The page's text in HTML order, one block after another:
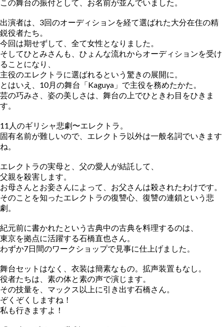
この舞台の振付として、お名前が並んでいました。
出演者は、3回のオーディションを経て選ばれた大分在住の精
鋭役者たち。
今回は期せずして、全て女性となりました。
そしてひとみさんも、ひょんな流れからオーディションを受け
るこ とになり、
主役のエレクトラに選ばれるという驚きの展開に。
とはいえ、10月の舞台「Kaguya」で主役を務めたかた。
芸の巧みさ、姿の美しさは、舞台の上でひときわ目をひきま
す。
11人のギリシャ悲劇〜エレクトラ。
固有名前が難しいので、エレクトラ以外は一般名詞でいきます
ね。
エレクトラの実母と、父の愛人が結託して、
父親を殺害します。
お母さんとお妾さんによって、お父さんは殺されたわけです。
そのことを知ったエレクトラの復讐心、復讐の連鎖という悲
劇。
紀元前に書かれたという古典中の古典を料理するのは、
東京を拠点に活躍する石橋直也さん。
わずか7日間のワークショップで見事に仕上げました。
舞台セットはなく、衣装は簡素なもの。拡声装置もなし。
役者たちは、素の体と素の声で演じます。
その技量を、マックス以上に引き出す石橋さん。
ぞくぞくしますね！
私も行きますよ！